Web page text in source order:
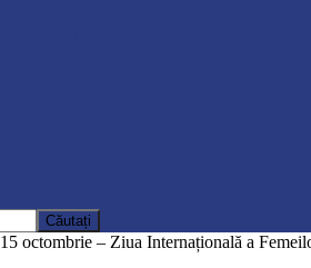
15 octombrie – Ziua Internațională a